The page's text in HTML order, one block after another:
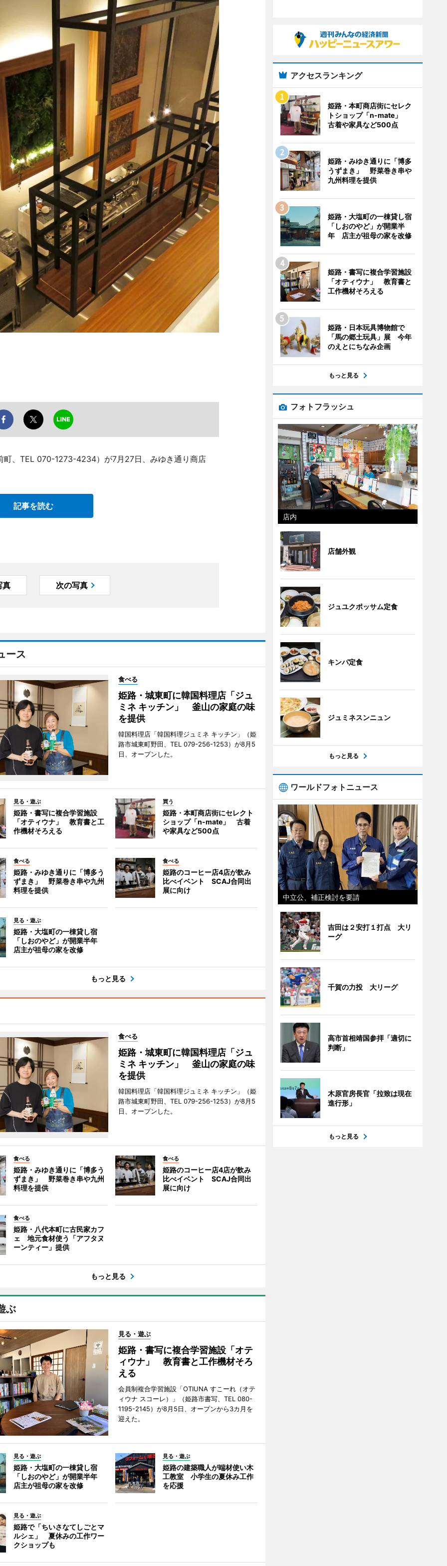
、TEL 070-1273-4234）が7月27日、みゆき通り商店
記事を読む
真 次の写真
ース
食べる
姫路・城東町に韓国料理店「ジュ
ミネ キッチン」 釜山の家庭の味
を提供
韓国料理店「韓国料理ジュミネ キッチン」（姫
路市城東町野田、TEL 079-256-1253）が8月5
日、オープンした。
見る・遊ぶ
姫路・書写に複合学習施設
「オティウナ」 教育書と工
作機材そろえる
買う
姫路・本町商店街にセレクト
ショップ「n-mate」 古着
や家具など500点
食べる
姫路・みゆき通りに「博多う
ずまき」 野菜巻き串や九州
料理を提供
食べる
姫路のコーヒー店4店が飲み
比べイベント SCAJ合同出
展に向け
見る・遊ぶ
姫路・大塩町の一棟貸し宿
「しおのやど」が開業半年
店主が祖母の家を改修
もっと見る
食べる
姫路・城東町に韓国料理店「ジュ
ミネ キッチン」 釜山の家庭の味
を提供
韓国料理店「韓国料理ジュミネ キッチン」（姫
路市城東町野田、TEL 079-256-1253）が8月5
日、オープンした。
食べる
姫路・みゆき通りに「博多う
ずまき」 野菜巻き串や九州
料理を提供
食べる
姫路のコーヒー店4店が飲み
比べイベント SCAJ合同出
展に向け
食べる
姫路・八代本町に古民家カフ
ェ 地元食材使う「アフタヌ
ーンティー」提供
もっと見る
ぶ
見る・遊ぶ
姫路・書写に複合学習施設「オテ
ィウナ」 教育書と工作機材そろ
える
会員制複合学習施設「OTIUNA すこーれ（オテ
ィウナ スコーレ）」（姫路市書写、TEL 080-
1195-2145）が8月5日、オープンから3カ月を
迎えた。
見る・遊ぶ
姫路・大塩町の一棟貸し宿
「しおのやど」が開業半年
店主が祖母の家を改修
見る・遊ぶ
姫路の建築職人が端材使い木
工教室 小学生の夏休み工作
を応援
見る・遊ぶ
姫路で「ちいさなてしごとマ
ルシェ」 夏休みの工作ワー
クショップも
アクセスランキング
姫路・本町商店街にセレク
トショップ「n-mate」
古着や家具など500点
姫路・みゆき通りに「博多
うずまき」 野菜巻き串や
九州料理を提供
姫路・大塩町の一棟貸し宿
「しおのやど」が開業半
年 店主が祖母の家を改修
姫路・書写に複合学習施設
「オティウナ」 教育書と
工作機材そろえる
姫路・日本玩具博物館で
「馬の郷土玩具」展 今年
のえとにちなみ企画
もっと見る
フォトフラッシュ
店内
店舗外観
ジュユクポッサム定食
キンパ定食
ジュミネスンニュン
もっと見る
ワールドフォトニュース
中立公、補正検討を要請
吉田は２安打１打点 大リ
ーグ
千賀の力投 大リーグ
高市首相靖国参拝「適切に
判断」
木原官房長官「拉致は現在
進行形」
もっと見る